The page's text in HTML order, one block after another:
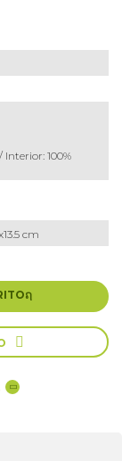
100%
cm
ຐ
